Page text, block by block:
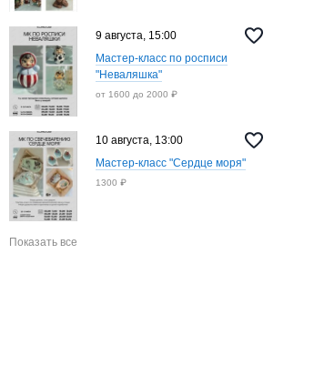
9 августа, 15:00
Мастер-класс по росписи
"Неваляшка"
от 1600 до 2000 ₽
10 августа, 13:00
Мастер-класс "Сердце моря"
1300 ₽
Показать все